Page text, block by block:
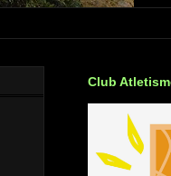
Club